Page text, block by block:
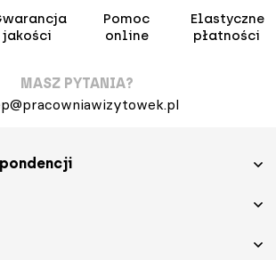
jakości
Pomoc
online
Elastyczne
płatności
MASZ PYTANIA?